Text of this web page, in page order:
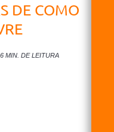
DE COMO
6 MIN. DE LEITURA